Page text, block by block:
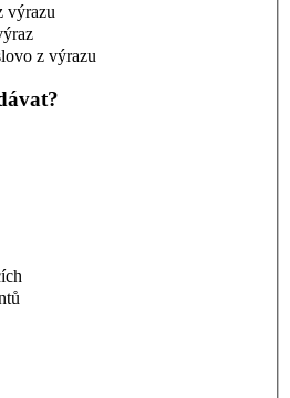
výrazu
z výrazu